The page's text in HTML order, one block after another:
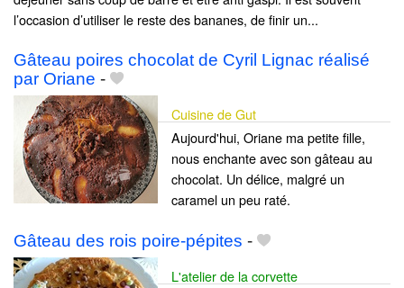
l’occasion d’utiliser le reste des bananes, de finir un...
Gâteau poires chocolat de Cyril Lignac réalisé
par Oriane -
Cuisine de Gut
Aujourd'hui, Oriane ma petite fille,
nous enchante avec son gâteau au
chocolat. Un délice, malgré un
caramel un peu raté.
Gâteau des rois poire-pépites -
L'atelier de la corvette